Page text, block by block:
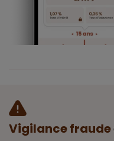
Vigilance fraude